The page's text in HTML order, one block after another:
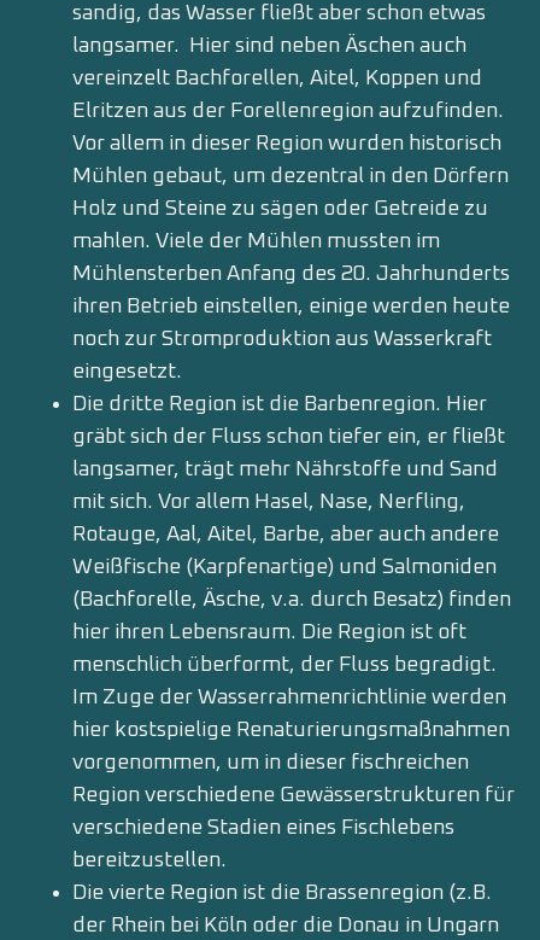
sandig, das Wasser fließt aber schon etwas
langsamer. Hier sind neben Äschen auch
vereinzelt Bachforellen, Aitel, Koppen und
Elritzen aus der Forellenregion aufzufinden.
Vor allem in dieser Region wurden historisch
Mühlen gebaut, um dezentral in den Dörfern
Holz und Steine zu sägen oder Getreide zu
mahlen. Viele der Mühlen mussten im
Mühlensterben Anfang des 20. Jahrhunderts
ihren Betrieb einstellen, einige werden heute
noch zur Stromproduktion aus Wasserkraft
eingesetzt.
Die dritte Region ist die Barbenregion. Hier
gräbt sich der Fluss schon tiefer ein, er fließt
langsamer, trägt mehr Nährstoffe und Sand
mit sich. Vor allem Hasel, Nase, Nerfling,
Rotauge, Aal, Aitel, Barbe, aber auch andere
Weißfische (Karpfenartige) und Salmoniden
(Bachforelle, Äsche, v.a. durch Besatz) finden
hier ihren Lebensraum. Die Region ist oft
menschlich überformt, der Fluss begradigt.
Im Zuge der Wasserrahmenrichtlinie werden
hier kostspielige Renaturierungsmaßnahmen
vorgenommen, um in dieser fischreichen
Region verschiedene Gewässerstrukturen für
verschiedene Stadien eines Fischlebens
bereitzustellen.
Die vierte Region ist die Brassenregion (z.B.
der Rhein bei Köln oder die Donau in Ungarn